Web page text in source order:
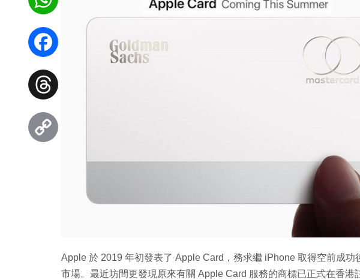
Apple 於 2019 年初發表了 Apple Card，務求繼 iPhone 取得空前成功
市場。最近坊間更發現原來有關 Apple Card 服務的商標已正式在香港
WhatsApp
Facebook
Threads